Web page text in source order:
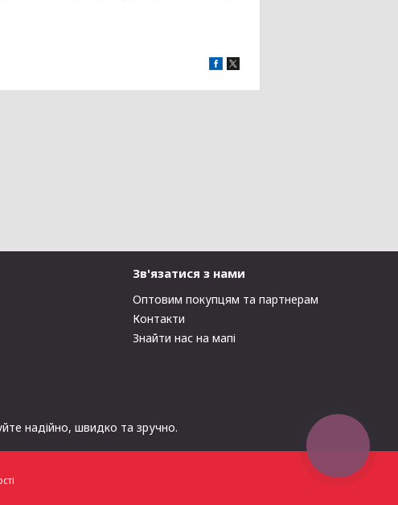
Зв'язатися з нами
Оптовим покупцям та партнерам
Контакти
Знайти нас на мапі
надійно, швидко та зручно.